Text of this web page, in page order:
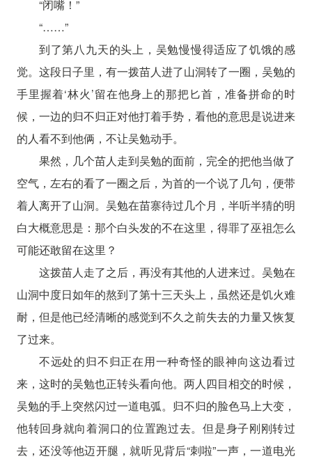
“闭嘴！”
“……”
到了第八九天的头上，吴勉慢慢得适应了饥饿的感
觉。这段日子里，有一拨苗人进了山洞转了一圈，吴勉的
手里握着‘林火’留在他身上的那把匕首，准备拼命的时
候，一边的归不归正对他打着手势，看他的意思是说进来
的人看不到他俩，不让吴勉动手。
果然，几个苗人走到吴勉的面前，完全的把他当做了
空气，左右的看了一圈之后，为首的一个说了几句，便带
着人离开了山洞。吴勉在苗寨待过几个月，半听半猜的明
白大概意思是：那个白头发的不在这里，得罪了巫祖怎么
可能还敢留在这里？
这拨苗人走了之后，再没有其他的人进来过。吴勉在
山洞中度日如年的熬到了第十三天头上，虽然还是饥火难
耐，但是他已经清晰的感觉到不久之前失去的力量又恢复
了过来。
不远处的归不归正在用一种奇怪的眼神向这边看过
来，这时的吴勉也正转头看向他。两人四目相交的时候，
吴勉的手上突然闪过一道电弧。归不归的脸色马上大变，
他转回身就向着洞口的位置跑过去。但是身子刚刚转过
去，还没等他迈开腿，就听见背后“刺啦”一声，一道电光